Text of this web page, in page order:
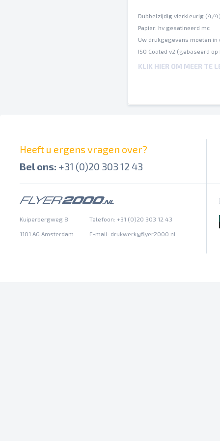
Dubbelzijdig vierkleurig (4/
Papier: hv gesatineerd mc
Uw drukgegevens moeten in
ISO Coated v2 (gebaseerd op
Een inktbezetting van
KLIK HIER OM MEER TE
Heeft u ergens vragen over?
Bel ons: +31 (0)20 303 12 43
Kuiperbergweg 8 Telefoon: +31 (0)20 303 12 43
1101 AG Amsterdam E-mail: drukwerk@flyer2000.nl